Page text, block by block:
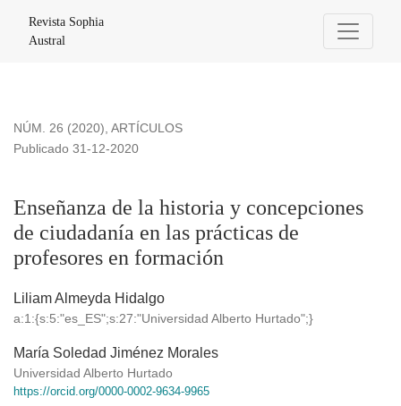
Revista Sophia
Austral
NÚM. 26 (2020), ARTÍCULOS
Enseñanza de la historia y concepciones
de ciudadanía en las prácticas de
profesores en formación
Publicado 31-12-2020
Liliam Almeyda Hidalgo
a:1:{s:5:"es_ES";s:27:"Universidad Alberto Hurtado";}
María Soledad Jiménez Morales
Universidad Alberto Hurtado
https://orcid.org/0000-0002-9634-9965